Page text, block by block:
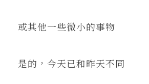
或其他一些微小的事物
是的，今天已和昨天不同